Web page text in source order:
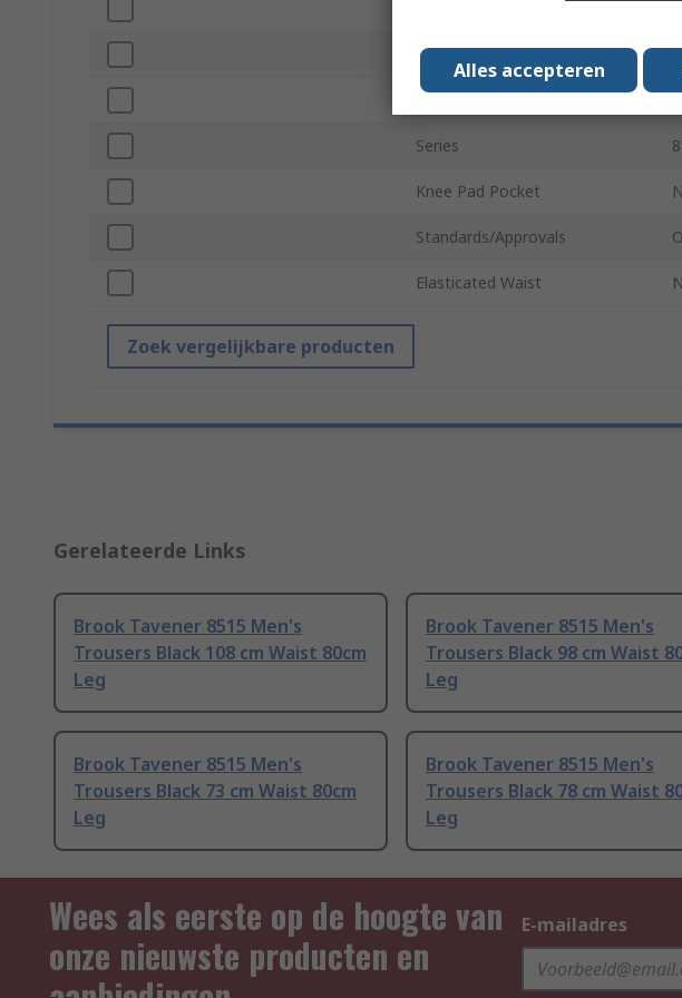
Size
Series
Knee Pad Pocket
Standards/Approvals
Elasticated Waist
Zoek vergelijkbare producten
Gerelateerde Links
Brook Tavener 8515 Men's
Trousers Black 108 cm Waist 80cm
Leg
Brook Tavener 8515 Men's
Trousers Black 98 cm Waist
Leg
Brook Tavener 8515 Men's
Trousers Black 73 cm Waist 80cm
Leg
Brook Tavener 8515 Men's
Trousers Black 78 cm Waist
Leg
Wees als eerste op de hoogte van
onze nieuwste producten en
E-mailadres
Alles accepteren